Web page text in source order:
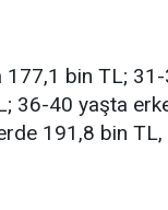
177,1 bin TL;
36-40 yaşta
191,8 bin TL,